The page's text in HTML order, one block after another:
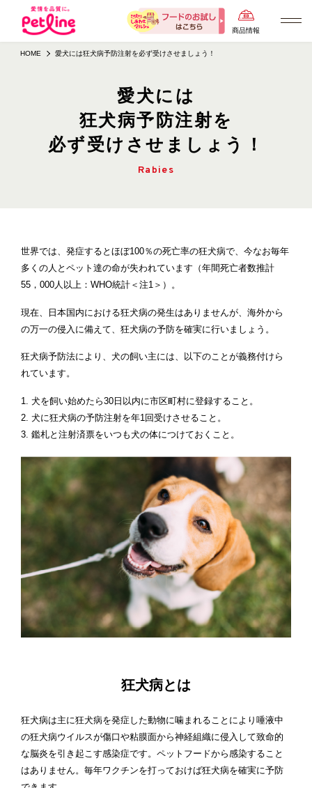
商品情報
HOME 愛犬には狂犬病予防注射を必ず受けさせましょう！
愛犬には
狂犬病予防注射を
必ず受けさせましょう！
Rabies
世界では、発症するとほぼ100％の死亡率の狂犬病で、今なお毎年
多くの人とペット達の命が失われています（年間死亡者数推計
55，000人以上：WHO統計＜注1＞）。
現在、日本国内における狂犬病の発生はありませんが、海外から
の万一の侵入に備えて、狂犬病の予防を確実に行いましょう。
狂犬病予防法により、犬の飼い主には、以下のことが義務付けら
れています。
犬を飼い始めたら30日以内に市区町村に登録すること。
犬に狂犬病の予防注射を年1回受けさせること。
鑑札と注射済票をいつも犬の体につけておくこと。
狂犬病とは
狂犬病は主に狂犬病を発症した動物に噛まれることにより唾液中
の狂犬病ウイルスが傷口や粘膜面から神経組織に侵入して致命的
な脳炎を引き起こす感染症です。ペットフードから感染すること
はありません。毎年ワクチンを打っておけば狂犬病を確実に予防